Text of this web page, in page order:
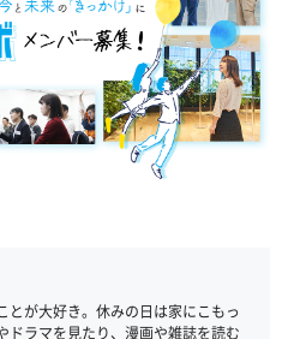
とが大好き。休みの日は家にこもっ
ドラマを見たり、漫画や雑誌を読む